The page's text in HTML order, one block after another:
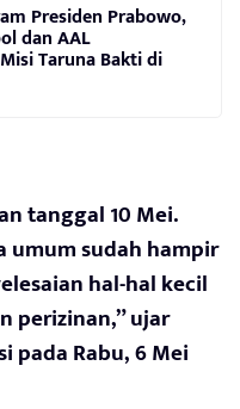
Presiden Prabowo,
dan AAL
Taruna Bakti di
tanggal 10 Mei.
umum sudah hampir
hal-hal kecil
perizinan,” ujar
pada Rabu, 6 Mei